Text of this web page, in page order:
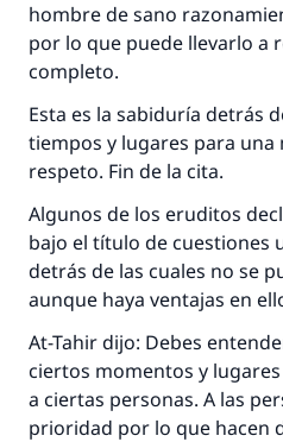
hombre de sano
por lo que puede llevarlo a
completo.
Esta es la sabiduría detrás
tiempos y lugares para una
respeto. Fin de la cita.
Algunos de los eruditos
bajo el título de cuestiones
detrás de las cuales no se
aunque haya ventajas en
At-Tahir dijo: Debes
ciertos momentos y
a ciertas personas. A las
prioridad por lo que hacen